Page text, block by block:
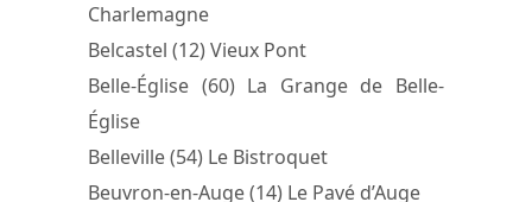
Charlemagne
Belcastel (12) Vieux Pont
Belle-Église (60) La Grange de Belle-
Église
Belleville (54) Le Bistroquet
Beuvron-en-Auge (14) Le Pavé d’Auge